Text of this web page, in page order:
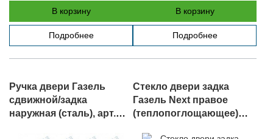
В корзину
Подробнее
В корзину
Подробнее
Ручка двери Газель
сдвижной/задка
наружная (сталь), арт.
Стекло двери задка
Газель Next правое
(теплопоглощающее)